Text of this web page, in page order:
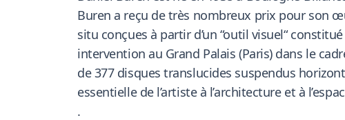
Buren a reçu de très nombreux prix pour son
situ conçues à partir d’un “outil visuel“
intervention au Grand Palais (Paris) dans le
de 377 disques translucides suspendus
essentielle de l’artiste à l’architecture et à
.